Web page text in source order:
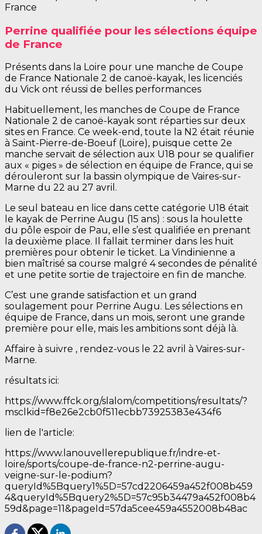
Perrine qualifiée pour les sélections équipe
de France
Présents dans la Loire pour une manche de Coupe
de France Nationale 2 de canoë-kayak, les licenciés
du Vick ont réussi de belles performances
Habituellement, les manches de Coupe de France
Nationale 2 de canoë-kayak sont réparties sur deux
sites en France. Ce week-end, toute la N2 était réunie
à Saint-Pierre-de-Boeuf (Loire), puisque cette 2e
manche servait de sélection aux U18 pour se qualifier
aux « piges » de sélection en équipe de France, qui se
dérouleront sur la bassin olympique de Vaires-sur-
Marne du 22 au 27 avril.
Le seul bateau en lice dans cette catégorie U18 était
le kayak de Perrine Augu (15 ans) : sous la houlette
du pôle espoir de Pau, elle s’est qualifiée en prenant
la deuxième place. Il fallait terminer dans les huit
premières pour obtenir le ticket. La Vindinienne a
bien maîtrisé sa course malgré 4 secondes de pénalité
et une petite sortie de trajectoire en fin de manche.
C’est une grande satisfaction et un grand
soulagement pour Perrine Augu. Les sélections en
équipe de France, dans un mois, seront une grande
première pour elle, mais les ambitions sont déjà là.
Affaire à suivre , rendez-vous le 22 avril à Vaires-sur-
Marne.
résultats ici:
https://www.ffck.org/slalom/competitions/resultats/?
msclkid=f8e26e2cb0f511ecbb73925383e434f6
lien de l'article:
https://www.lanouvellerepublique.fr/indre-et-
loire/sports/coupe-de-france-n2-perrine-augu-
veigne-sur-le-podium?
queryId%5Bquery1%5D=57cd2206459a452f008b459
4&queryId%5Bquery2%5D=57c95b34479a452f008b4
59d&page=11&pageId=57da5cee459a4552008b48ac